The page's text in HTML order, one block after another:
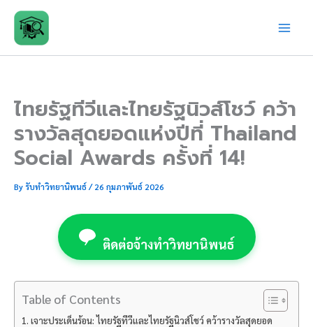
content
ไทยรัฐทีวีและไทยรัฐนิวส์โชว์ คว้า
รางวัลสุดยอดแห่งปีที่ Thailand
Social Awards ครั้งที่ 14!
Byรับทำวิทยานิพนธ์/26 กุมภาพันธ์ 2026
ติดต่อจ้างทำวิทยานิพนธ์
Table of Contents
เจาะประเด็นร้อน: ไทยรัฐทีวีและไทยรัฐนิวส์โชว์ คว้ารางวัลสุดยอด